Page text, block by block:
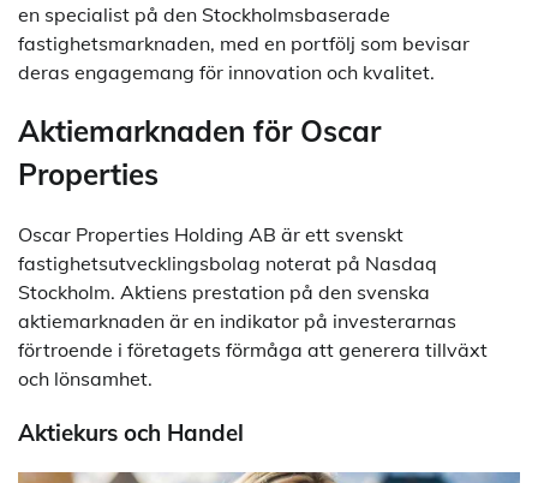
en specialist på den Stockholmsbaserade
fastighetsmarknaden, med en portfölj som bevisar
deras engagemang för innovation och kvalitet.
Aktiemarknaden för Oscar
Properties
Oscar Properties Holding AB är ett svenskt
fastighetsutvecklingsbolag noterat på Nasdaq
Stockholm. Aktiens prestation på den svenska
aktiemarknaden är en indikator på investerarnas
förtroende i företagets förmåga att generera tillväxt
och lönsamhet.
Aktiekurs och Handel